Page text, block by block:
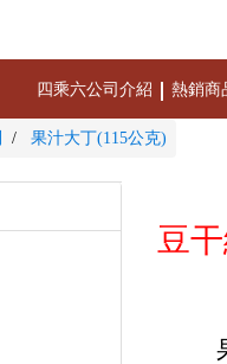
四乘六公司介紹 熱銷商
果汁大丁(115公克)
豆